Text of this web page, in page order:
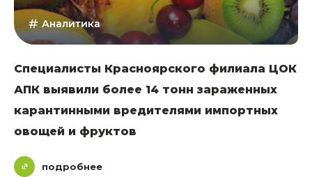
Аналитика
Специалисты Красноярского филиала ЦОК
АПК выявили более 14 тонн зараженных
карантинными вредителями импортных
овощей и фруктов
подробнее